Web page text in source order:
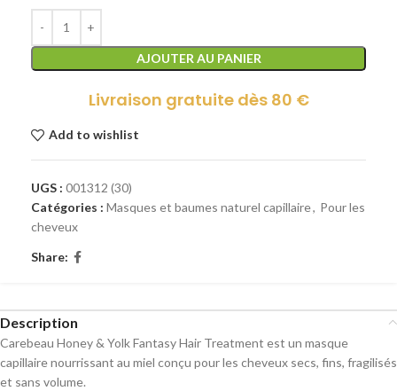
AJOUTER AU PANIER
Livraison gratuite dès 80 €
Add to wishlist
UGS : 001312 (30)
Catégories : Masques et baumes naturel capillaire, Pour les
cheveux
Share:
Description
Carebeau Honey & Yolk Fantasy Hair Treatment est un masque
capillaire nourrissant au miel conçu pour les cheveux secs, fins, fragilisés
et sans volume.